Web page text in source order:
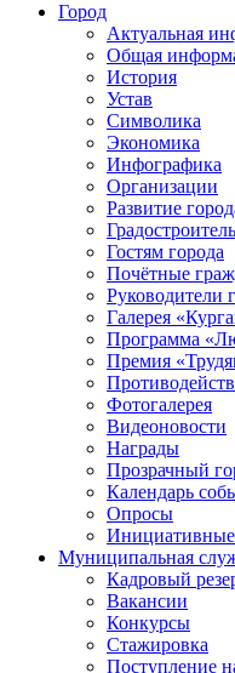
Город
Актуальная
Общая
История
Устав
Символика
Экономика
Инфографика
Организации
Развитие
Гостям города
Почётные
Руководители
Галерея
Программа
Премия
Фотогалерея
Видеоновости
Награды
Прозрачный
Календарь
Опросы
Муниципальная
Кадровый
Вакансии
Конкурсы
Стажировка
Поступление